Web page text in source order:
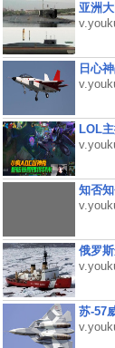
亚洲
日心
LOL
知否
俄罗
苏-57